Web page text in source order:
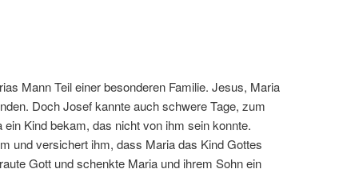
Mann Teil einer besonderen Familie. Jesus, Maria
Doch Josef kannte auch schwere Tage, zum
Kind bekam, das nicht von ihm sein konnte.
und versichert ihm, dass Maria das Kind Gottes
Gott und schenkte Maria und ihrem Sohn ein